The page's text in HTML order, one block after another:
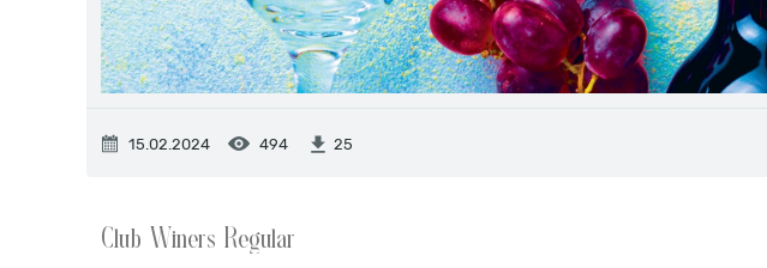
15.02.2024 494 25